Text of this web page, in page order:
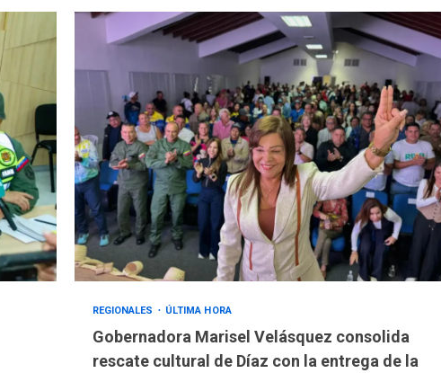
REGIONALES ÚLTIMA HORA
Gobernadora Marisel Velásquez consolida
rescate cultural de Díaz con la entrega de la